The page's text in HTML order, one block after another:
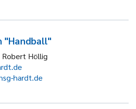
"Handball"
Robert Höllig
hardt.de